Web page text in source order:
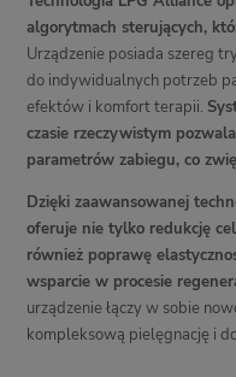
algorytmach sterujących,
Urządzenie posiada szereg
do indywidualnych potrzeb
efektów i komfort terapii.
czasie rzeczywistym
parametrów zabiegu, co
Dzięki zaawansowanej
oferuje nie tylko redukcję
również poprawę
wsparcie w procesie
urządzenie łączy w sobie
kompleksową pielęgnację i